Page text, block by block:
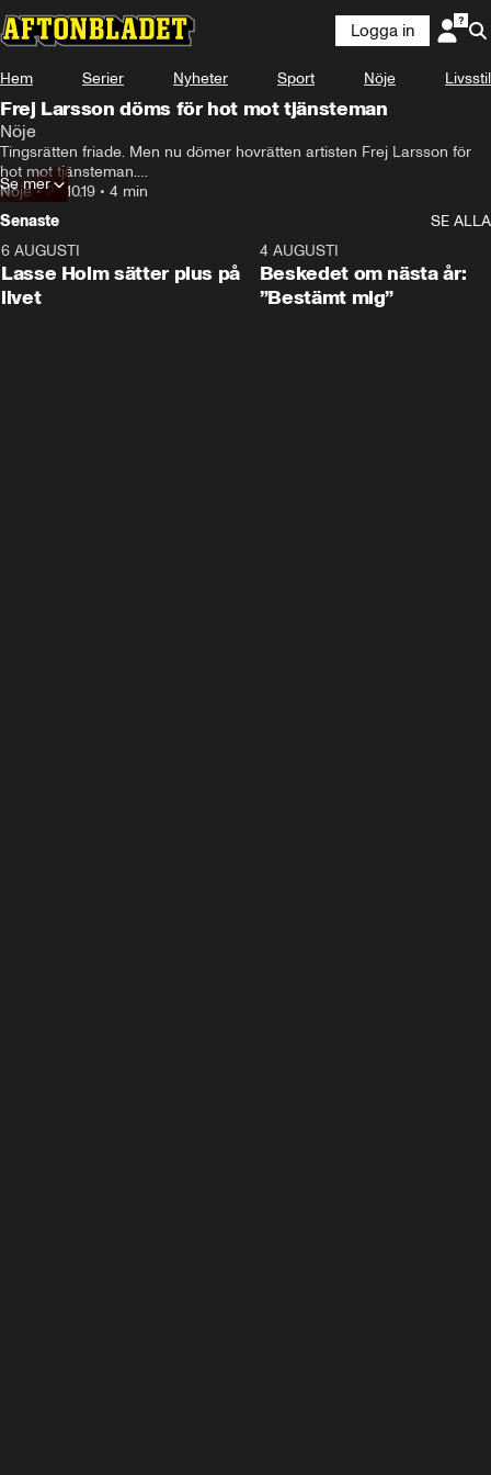
Logga in
Hem Serier Nyheter Sport Nöje Livsstil
Frej Larsson döms för hot mot tjänsteman
Nöje
Tingsrätten friade. Men nu dömer hovrätten artisten Frej Larsson för
hot mot tjänsteman.
Detta efter att han lagt upp en bild på Instagram med en fisk han döpt
efter en kvinnlig polis som skulle ”filéas”.
Nöje•23.10.19 • 4 min
Se mer
Senaste
SE ALLA
6 AUGUSTI
Lasse Holm sätter plus på
livet
4 AUGUSTI
Beskedet om nästa år:
”Bestämt mig”